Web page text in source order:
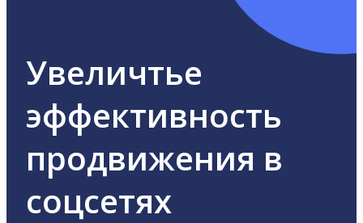
Увеличтье
эффективность
продвижения в
соцсетях